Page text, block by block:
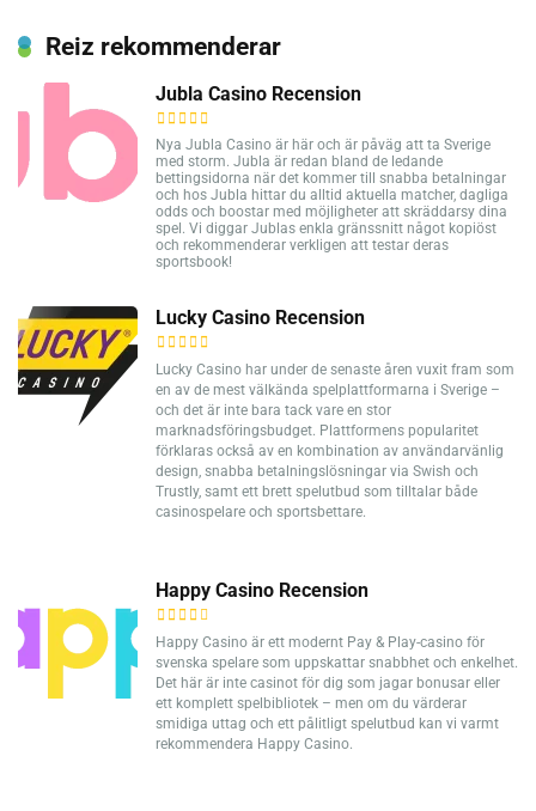
Reiz rekommenderar
Jubla Casino Recension
Nya Jubla Casino är här och är påväg att ta Sverige
med storm. Jubla är redan bland de ledande
bettingsidorna när det kommer till snabba betalningar
och hos Jubla hittar du alltid aktuella matcher, dagliga
odds och boostar med möjligheter att skräddarsy dina
spel. Vi diggar Jublas enkla gränssnitt något kopiöst
och rekommenderar verkligen att testar deras
sportsbook!
Lucky Casino Recension
Lucky Casino har under de senaste åren vuxit fram som
en av de mest välkända spelplattformarna i Sverige –
och det är inte bara tack vare en stor
marknadsföringsbudget. Plattformens popularitet
förklaras också av en kombination av användarvänlig
design, snabba betalningslösningar via Swish och
Trustly, samt ett brett spelutbud som tilltalar både
casinospelare och sportsbettare.
Happy Casino Recension
Happy Casino är ett modernt Pay & Play-casino för
svenska spelare som uppskattar snabbhet och enkelhet.
Det här är inte casinot för dig som jagar bonusar eller
ett komplett spelbibliotek – men om du värderar
smidiga uttag och ett pålitligt spelutbud kan vi varmt
rekommendera Happy Casino.